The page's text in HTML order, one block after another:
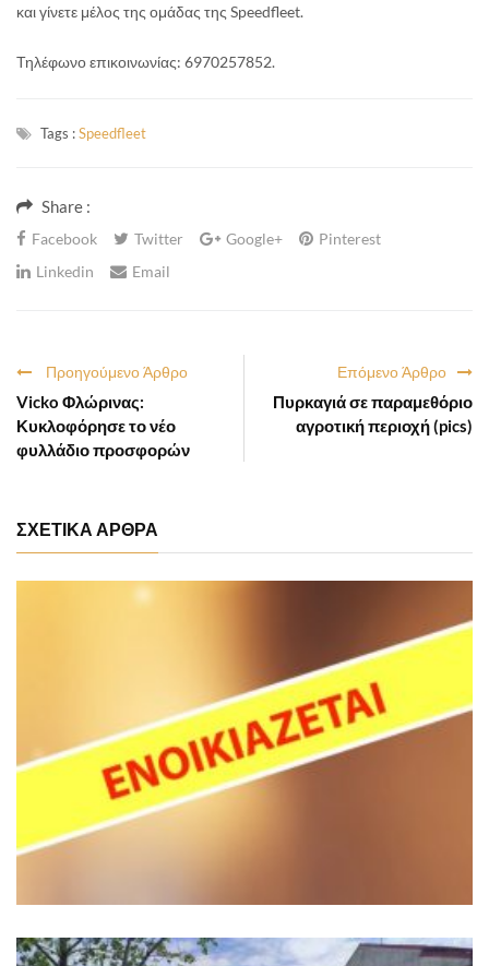
και γίνετε μέλος της ομάδας της Speedfleet.
Τηλέφωνο επικοινωνίας: 6970257852.
Tags :Speedfleet
Share :
Facebook Twitter Google+
Pinterest
Linkedin
Email
Επόμενο Άρθρο
Πυρκαγιά σε παραμεθόριο
αγροτική περιοχή (pics)
Προηγούμενο Άρθρο
Vicko Φλώρινας:
Κυκλοφόρησε το νέο
φυλλάδιο προσφορών
ΣΧΕΤΙΚΑ ΑΡΘΡΑ